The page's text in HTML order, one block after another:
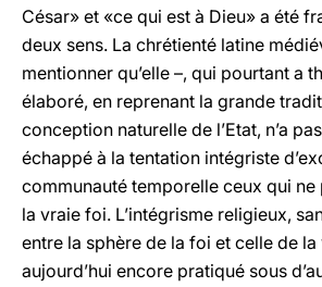
César» et «ce qui est à Dieu» a été
deux sens. La chrétienté latine
mentionner qu’elle –, qui pourtant a
élaboré, en reprenant la grande
conception naturelle de l’Etat, n’a
échappé à la tentation intégriste
communauté temporelle ceux qui
la vraie foi. L’intégrisme religieux,
entre la sphère de la foi et celle de la
aujourd’hui encore pratiqué sous